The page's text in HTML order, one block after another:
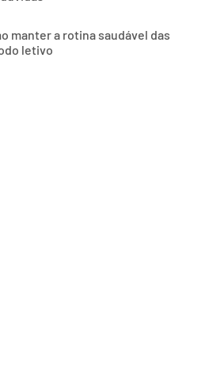
manter a rotina saudável das
letivo